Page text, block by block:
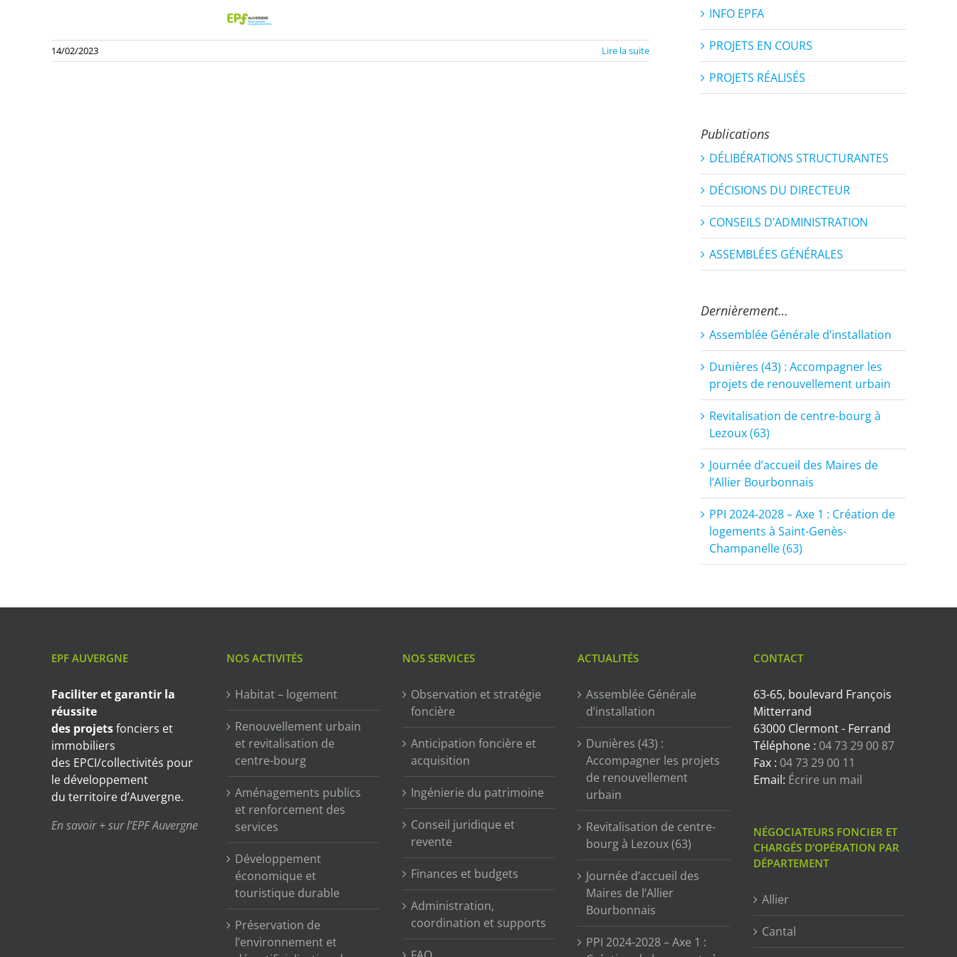
14/02/2023 Lire la suite
INFO EPFA
PROJETS EN COURS
PROJETS RÉALISÉS
Publications
DÉLIBÉRATIONS STRUCTURANTES
DÉCISIONS DU DIRECTEUR
CONSEILS D’ADMINISTRATION
ASSEMBLÉES GÉNÉRALES
Dernièrement…
Assemblée Générale d’installation
Dunières (43) : Accompagner les
projets de renouvellement urbain
Revitalisation de centre-bourg à
Lezoux (63)
Journée d’accueil des Maires de
l’Allier Bourbonnais
PPI 2024-2028 – Axe 1 : Création de
logements à Saint-Genès-
Champanelle (63)
EPF AUVERGNE
Faciliter et garantir la
réussite
des projetsfonciers et
immobiliers
des EPCI/collectivités pour
le développement
du territoire d’Auvergne.
En savoir + sur l’EPF Auvergne
NOS ACTIVITÉS
Habitat – logement
Renouvellement urbain
et revitalisation de
centre-bourg
Aménagements publics
et renforcement des
services
Développement
économique et
touristique durable
Préservation de
l’environnement et
NOS SERVICES
Observation et stratégie
foncière
Anticipation foncière et
acquisition
Ingénierie du patrimoine
Conseil juridique et
revente
Finances et budgets
Administration,
coordination et supports
ACTUALITÉS
Assemblée Générale
d’installation
Dunières (43) :
Accompagner les projets
de renouvellement
urbain
Revitalisation de centre-
bourg à Lezoux (63)
Journée d’accueil des
Maires de l’Allier
Bourbonnais
PPI 2024-2028 – Axe 1 :
CONTACT
63-65, boulevard François
Mitterrand
63000 Clermont - Ferrand
Téléphone : 04 73 29 00 87
Fax : 04 73 29 00 11
Email: Écrire un mail
NÉGOCIATEURS FONCIER ET
CHARGÉS D’OPÉRATION PAR
DÉPARTEMENT
Allier
Cantal